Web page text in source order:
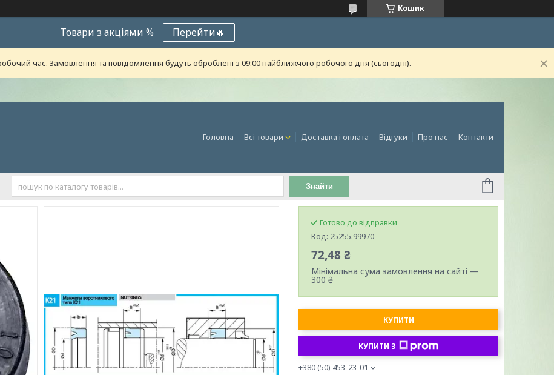
Кошик
Товари з акціями % Перейти🔥
час. Замовлення та повідомлення будуть оброблені з 09:00 найближчого робочого дня (сьогодні).
Головна Всі товари Доставка і оплата Відгуки Про нас Контакти
Знайти
Готово до відправки
Код: 25255.99970
72,48 ₴
Мінімальна сума замовлення на сайті —
300 ₴
КУПИТИ
КУПИТИ З
+380 (50) 453-23-01